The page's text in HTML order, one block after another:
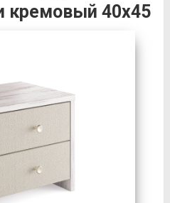
кремовый 40х45